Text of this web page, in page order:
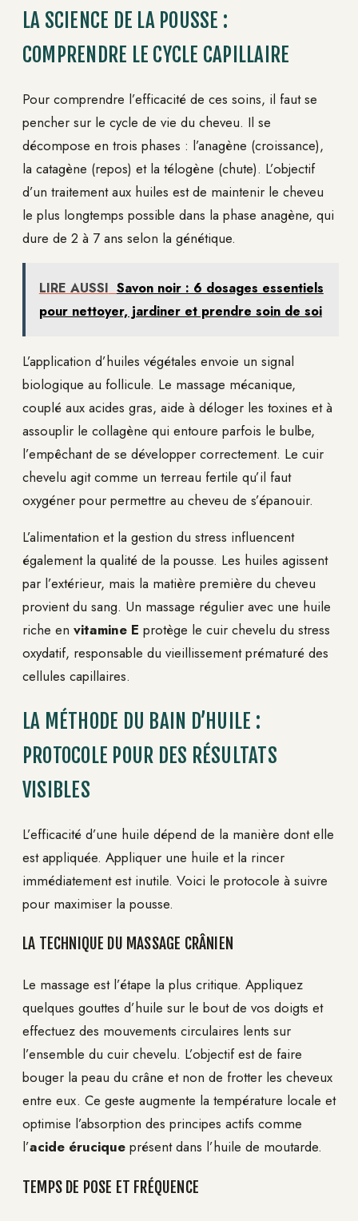
LA SCIENCE DE LA POUSSE :
COMPRENDRE LE CYCLE CAPILLAIRE
Pour comprendre l’efficacité de ces soins, il faut se
pencher sur le cycle de vie du cheveu. Il se
décompose en trois phases : l’anagène (croissance),
la catagène (repos) et la télogène (chute). L’objectif
d’un traitement aux huiles est de maintenir le cheveu
le plus longtemps possible dans la phase anagène, qui
dure de 2 à 7 ans selon la génétique.
LIRE AUSSI Savon noir : 6 dosages essentiels
pour nettoyer, jardiner et prendre soin de soi
L’application d’huiles végétales envoie un signal
biologique au follicule. Le massage mécanique,
couplé aux acides gras, aide à déloger les toxines et à
assouplir le collagène qui entoure parfois le bulbe,
l’empêchant de se développer correctement. Le cuir
chevelu agit comme un terreau fertile qu’il faut
oxygéner pour permettre au cheveu de s’épanouir.
L’alimentation et la gestion du stress influencent
également la qualité de la pousse. Les huiles agissent
par l’extérieur, mais la matière première du cheveu
provient du sang. Un massage régulier avec une huile
riche en vitamine E protège le cuir chevelu du stress
oxydatif, responsable du vieillissement prématuré des
cellules capillaires.
LA MÉTHODE DU BAIN D’HUILE :
PROTOCOLE POUR DES RÉSULTATS
VISIBLES
L’efficacité d’une huile dépend de la manière dont elle
est appliquée. Appliquer une huile et la rincer
immédiatement est inutile. Voici le protocole à suivre
pour maximiser la pousse.
LA TECHNIQUE DU MASSAGE CRÂNIEN
Le massage est l’étape la plus critique. Appliquez
quelques gouttes d’huile sur le bout de vos doigts et
effectuez des mouvements circulaires lents sur
l’ensemble du cuir chevelu. L’objectif est de faire
bouger la peau du crâne et non de frotter les cheveux
entre eux. Ce geste augmente la température locale et
optimise l’absorption des principes actifs comme
l’acide érucique présent dans l’huile de moutarde.
TEMPS DE POSE ET FRÉQUENCE